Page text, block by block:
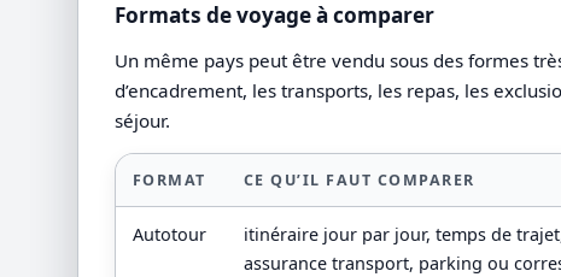
Formats de voyage à comparer
Un même pays peut être vendu sous des formes
d’encadrement, les transports, les repas, les
séjour.
FORMAT CE QU’IL FAUT COMPARER
Autotour
itinéraire jour par jour, temps de
assurance transport, parking ou